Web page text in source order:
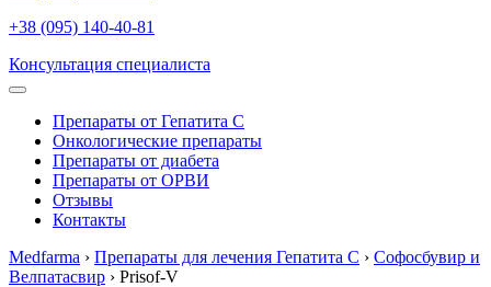
+38 (095) 140-40-81
Консультация специалиста
Препараты от Гепатита С
Онкологические препараты
Препараты от диабета
Препараты от ОРВИ
Отзывы
Контакты
Medfarma › Препараты для лечения Гепатита С › Софосбувир и
Велпатасвир › Prisof-V